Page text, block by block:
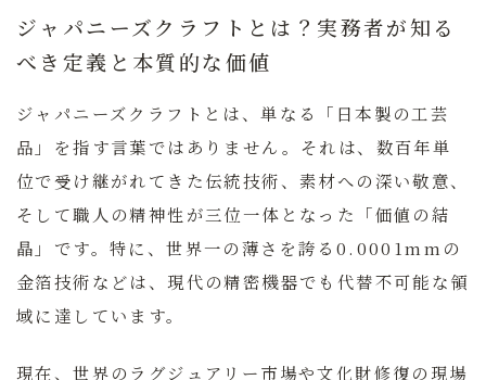
ジャパニーズクラフトとは？実務者が知る
べき定義と本質的な価値
ジャパニーズクラフトとは、単なる「日本製の工芸
品」を指す言葉ではありません。 それは、数百年単
位で受け継がれてきた伝統技術、素材への深い敬意、
そして職人の精神性が三位一体となった「価値の結
晶」です。特に、世界一の薄さを誇る0.0001mmの
金箔技術などは、現代の精密機器でも代替不可能な領
域に達しています。
現在、世界のラグジュアリー市場や文化財修復の現場